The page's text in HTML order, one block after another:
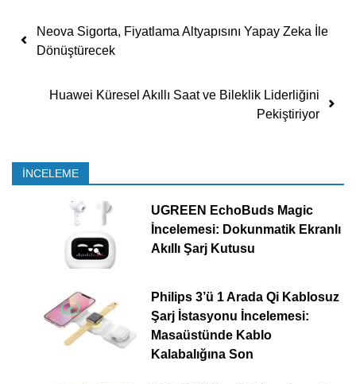
Yazı dolaşımı
Neova Sigorta, Fiyatlama Altyapısını Yapay Zeka İle
Dönüştürecek
Huawei Küresel Akıllı Saat ve Bileklik Liderliğini
Pekiştiriyor
İNCELEME
UGREEN EchoBuds Magic
İncelemesi: Dokunmatik Ekranlı
Akıllı Şarj Kutusu
Philips 3’ü 1 Arada Qi Kablosuz
Şarj İstasyonu İncelemesi:
Masaüstünde Kablo
Kalabalığına Son